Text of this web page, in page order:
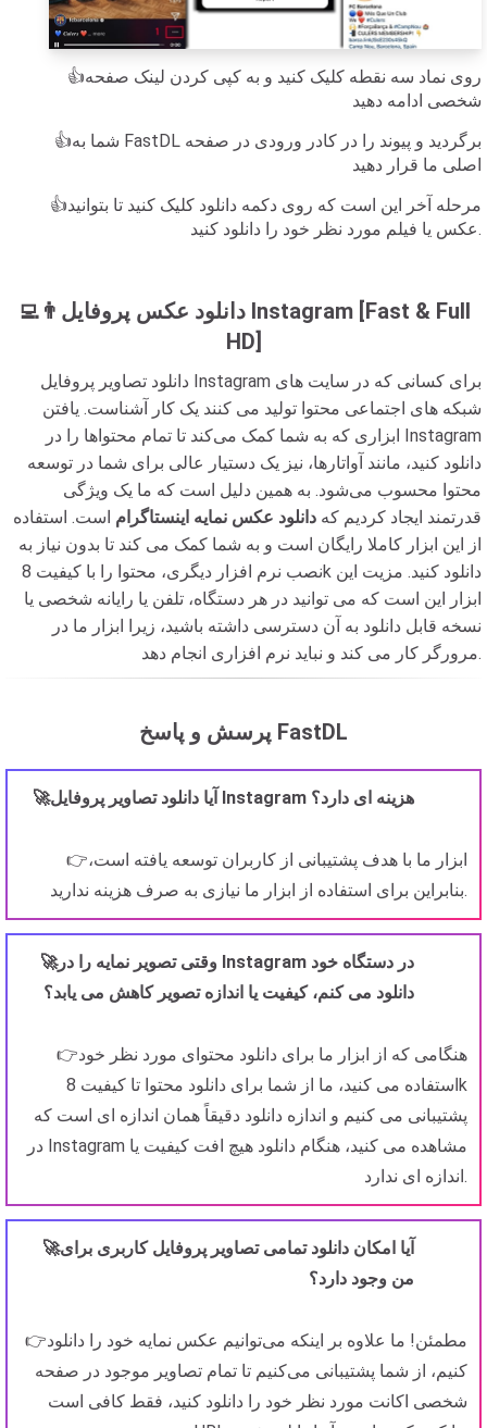
👍روی نماد سه نقطه کلیک کنید و به کپی کردن لینک صفحه
شخصی ادامه دهید
👍شما به FastDL برگردید و پیوند را در کادر ورودی در صفحه
اصلی ما قرار دهید
👍مرحله آخر این است که روی دکمه دانلود کلیک کنید تا بتوانید
عکس یا فیلم مورد نظر خود را دانلود کنید.
👨‍💻دانلود عکس پروفایل Instagram [Fast & Full
HD]
دانلود تصاویر پروفایل Instagram برای کسانی که در سایت های
شبکه های اجتماعی محتوا تولید می کنند یک کار آشناست. یافتن
ابزاری که به شما کمک می‌کند تا تمام محتواها را در Instagram
دانلود کنید، مانند آواتارها، نیز یک دستیار عالی برای شما در توسعه
محتوا محسوب می‌شود. به همین دلیل است که ما یک ویژگی
قدرتمند ایجاد کردیم که دانلود عکس نمایه اینستاگرام است. استفاده
از این ابزار کاملا رایگان است و به شما کمک می کند تا بدون نیاز به
نصب نرم افزار دیگری، محتوا را با کیفیت 8k دانلود کنید. مزیت این
ابزار این است که می توانید در هر دستگاه، تلفن یا رایانه شخصی یا
نسخه قابل دانلود به آن دسترسی داشته باشید، زیرا ابزار ما در
مرورگر کار می کند و نباید نرم افزاری انجام دهد.
پرسش و پاسخ FastDL
🚀آیا دانلود تصاویر پروفایل Instagram هزینه ای دارد؟
👉ابزار ما با هدف پشتیبانی از کاربران توسعه یافته است،
بنابراین برای استفاده از ابزار ما نیازی به صرف هزینه ندارید.
🚀وقتی تصویر نمایه را در Instagram در دستگاه خود
دانلود می کنم، کیفیت یا اندازه تصویر کاهش می یابد؟
👉هنگامی که از ابزار ما برای دانلود محتوای مورد نظر خود
استفاده می کنید، ما از شما برای دانلود محتوا تا کیفیت 8k
پشتیبانی می کنیم و اندازه دانلود دقیقاً همان اندازه ای است که
در Instagram مشاهده می کنید، هنگام دانلود هیچ افت کیفیت یا
اندازه ای ندارد.
🚀آیا امکان دانلود تمامی تصاویر پروفایل کاربری برای
من وجود دارد؟
👉مطمئن! ما علاوه بر اینکه می‌توانیم عکس نمایه خود را دانلود
کنیم، از شما پشتیبانی می‌کنیم تا تمام تصاویر موجود در صفحه
شخصی اکانت مورد نظر خود را دانلود کنید، فقط کافی است